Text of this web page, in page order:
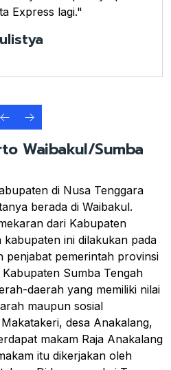
Express lagi."
Waibakul/Sumba
di Nusa Tenggara
berada di Waibakul.
dari Kabupaten
kabupaten ini dilakukan pada
penjabat pemerintah provinsi
Sumba Tengah
daerah yang memiliki nilai
maupun sosial
desa Anakalang,
makam Raja Anakalang
itu dikerjakan oleh